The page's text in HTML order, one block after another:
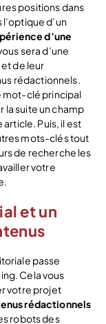
positions dans
d’un
d’une
sera d’une
de leur
rédactionnels.
mot-clé principal
la suite un champ
Puis, il est
mots-clés tout
de recherche les
votre
et un
passe
Cela vous
votre projet
rédactionnels
robots des